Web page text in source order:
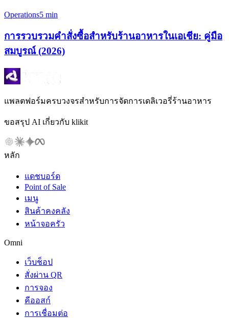
Operations5 min
การรวบรวมคำสั่งซื้อสำหรับร้านอาหารในเอเชีย: คู่มือ
สมบูรณ์ (2026)
แพลตฟอร์มครบวงจรสำหรับการจัดการเดลิเวอรี่ร้านอาหาร
ขอสรุป AI เกี่ยวกับ klikit
หลัก
แดชบอร์ด
Point of Sale
เมนู
สินค้าคงคลัง
หน้าจอครัว
Omni
เว็บช็อป
สั่งผ่าน QR
การจอง
คีออสก์
การเชื่อมต่อ